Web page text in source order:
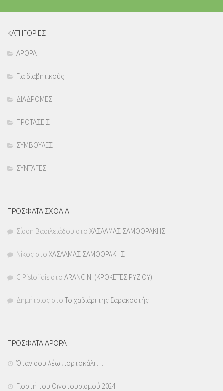
KΑΤΗΓΟΡΙΕΣ
ΑΡΘΡΑ
Για διαβητικούς
ΔΙΑΔΡΟΜΕΣ
ΠΡΟΤΑΣΕΙΣ
ΣΥΜΒΟΥΛΕΣ
ΣΥΝΤΑΓΕΣ
ΠΡΟΣΦΑΤΑ ΣΧΟΛΙΑ
Σίσση Βασιλειάδου στο ΧΑΣΛΑΜΑΣ ΣΑΜΟΘΡΑΚΗΣ
Νίκος στο ΧΑΣΛΑΜΑΣ ΣΑΜΟΘΡΑΚΗΣ
C Pistofidis στο ARANCINI (ΚΡΟΚΕΤΕΣ ΡΥΖΙΟΥ)
Δημήτριος στο Το χαβιάρι της Σαρακοστής
ΠΡΟΣΦΑΤΑ ΑΡΘΡΑ
Όταν σου λέω πορτοκάλι …
Γιορτή του Οινοτουρισμού 2024